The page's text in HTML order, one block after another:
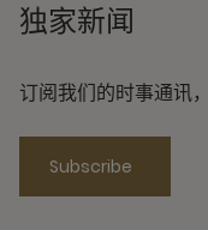
独家新闻
订阅我们的时事通讯
Subscribe